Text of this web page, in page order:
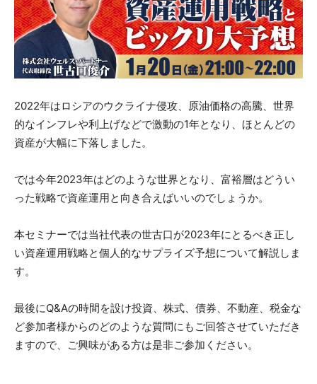
2022年はロシアのウクライナ侵攻、原油価格の高騰、世界
的なインフレや利上げなどで激動の1年となり、ほとんどの
資産が大幅に下落しました。
では今年2023年はどのような世界となり、富裕層はどうい
った戦略で資産運用と向き合えばいいのでしょうか。
本セミナーでは当社代表の世古口が2023年にとるべき正し
い資産運用戦略と個人的なサプライズ予想について解説しま
す。
最後にQ&Aの時間を設け投資、株式、債券、不動産、税金な
ど参加者様からのどのような質問にもご回答させていただき
ますので、ご興味がある方は是非ご参加ください。